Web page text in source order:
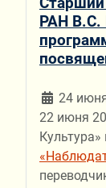
РАН В.С.
24
22 июня